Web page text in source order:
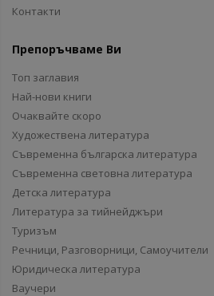
Контакти
Препоръчваме Ви
Топ заглавия
Най-нови книги
Очаквайте скоро
Художествена литература
Съвременна българска литература
Съвременна световна литература
Детска литература
Литература за тийнейджъри
Туризъм
Речници, Разговорници, Самоучители
Юридическа литература
Ваучери